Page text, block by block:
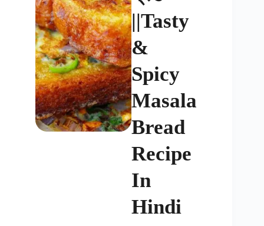
||Tasty
&
Spicy
Masala
Bread
Recipe
In
Hindi